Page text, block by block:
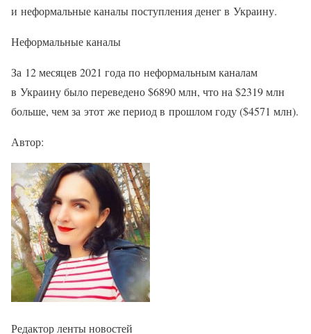
и неформальные каналы поступления денег в Украину.
Неформальные каналы
За 12 месяцев 2021 года по неформальным каналам
в Украину было переведено $6890 млн, что на $2319 млн
больше, чем за этот же период в прошлом году ($4571 млн).
Автор:
Редактор ленты новостей